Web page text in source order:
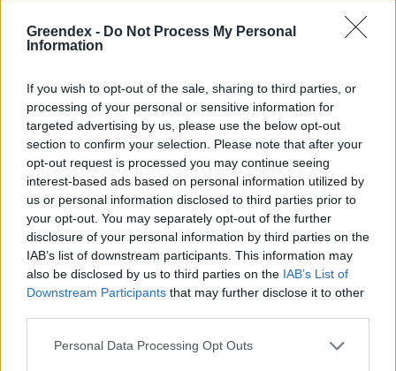
Greendex - Do Not Process My Personal
Information
If you wish to opt-out of the sale, sharing to third parties, or
processing of your personal or sensitive information for
targeted advertising by us, please use the below opt-out
section to confirm your selection. Please note that after your
opt-out request is processed you may continue seeing
interest-based ads based on personal information utilized by
us or personal information disclosed to third parties prior to
your opt-out. You may separately opt-out of the further
disclosure of your personal information by third parties on the
IAB’s list of downstream participants. This information may
also be disclosed by us to third parties on the IAB’s List of
Downstream Participants that may further disclose it to other
Personal Data Processing Opt Outs
Míg az előbbi eljárás föld feletti tartályokat
használ a sűrített levegő tárolására, addig
formációkat, geológiai képződményeket, a
célra kialakított üregeket vagy elhagyott
bányaaknákat vesznek igénybe. Akanadai
Hydrostorpontosan ezt teszi annyi
különbséggel, hogy az állandó
nyomásviszonyokat vízzel tartja fenn. A
társaság szerint a technológia a hálózati
szintű energiatárolás tekintetében
versenyképes az akkumulátorokkal és a
a cég két üzeme – a kanadai egység által